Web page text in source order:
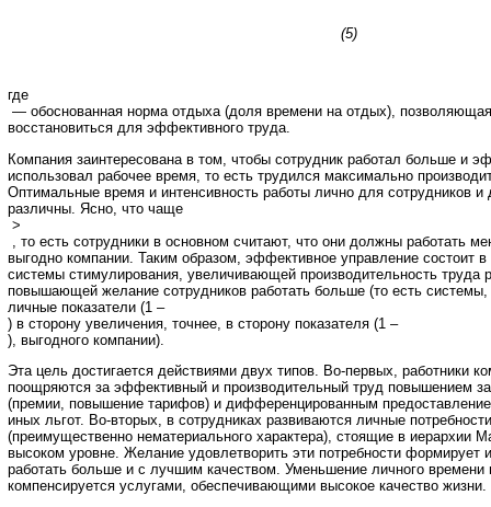
(5)
где
— обоснованная норма отдыха (доля времени на отдых), позволяющая
восстановиться для эффективного труда.
Компания заинтересована в том, чтобы сотрудник работал больше и
использовал рабочее время, то есть трудился максимально
Оптимальные время и интенсивность работы лично для сотрудников и
различны. Ясно, что чаще
>
, то есть сотрудники в основном считают, что они должны работать
выгодно компании. Таким образом, эффективное управление состоит в
системы стимулирования, увеличивающей производительность труда
повышающей желание сотрудников работать больше (то есть
личные показатели (1 –
) в сторону увеличения, точнее, в сторону показателя (1 –
), выгодного компании).
Эта цель достигается действиями двух типов. Во-первых, работники
поощряются за эффективный и производительный труд повышением
(премии, повышение тарифов) и дифференцированным
иных льгот. Во-вторых, в сотрудниках развиваются личные потребности
(преимущественно нематериального характера), стоящие в иерархии
высоком уровне. Желание удовлетворить эти потребности формирует
работать больше и с лучшим качеством. Уменьшение личного времени
компенсируется услугами, обеспечивающими высокое качество жизни.